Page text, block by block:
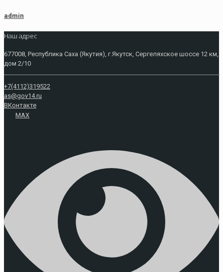
admin
Наш адрес
677008, Республика Саха (Якутия), г.Якутск, Сергеляхское шоссе 12 км,
дом 2/10
+7(4112)319522
as@gov14.ru
ВКонтакте
MAX